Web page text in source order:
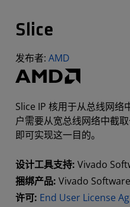
Slice
发布者: AMD
Slice IP 核用于从总线网络
户需要从宽总线网络中截
即可实现这一目的。
设计工具支持: Vivado
捆绑产品: Vivado Software
许可: End User License